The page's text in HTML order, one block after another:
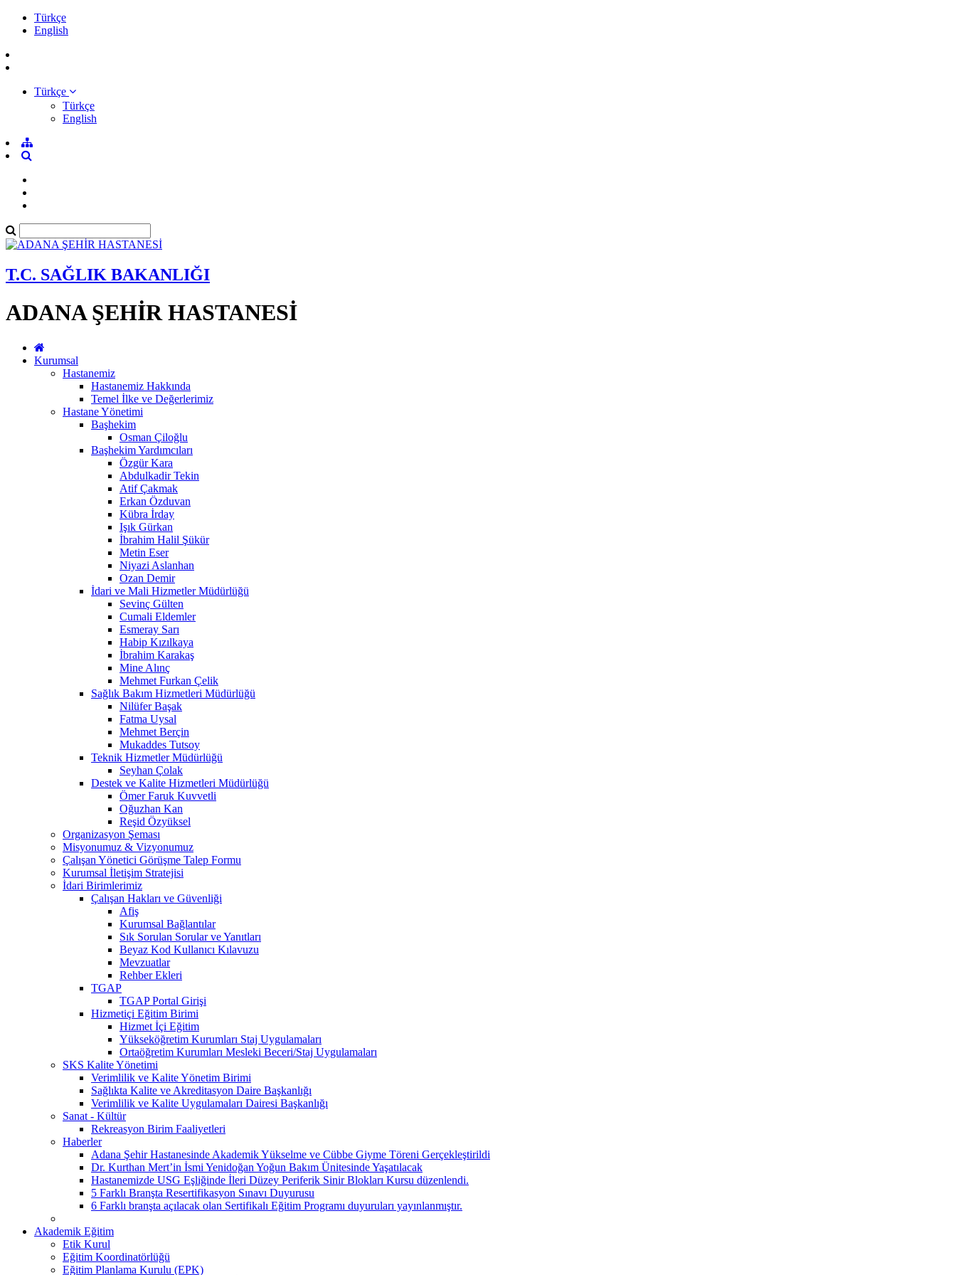
Türkçe
English
Türkçe
Türkçe
English
T.C. SAĞLIK BAKANLIĞI
ADANA ŞEHİR HASTANESİ
Kurumsal
Hastanemiz
Hastanemiz Hakkında
Temel İlke ve Değerlerimiz
Hastane Yönetimi
Başhekim
Osman Çiloğlu
Başhekim Yardımcıları
Özgür Kara
Abdulkadir Tekin
Atif Çakmak
Erkan Özduvan
Kübra İrday
Işık Gürkan
İbrahim Halil Şükür
Metin Eser
Niyazi Aslanhan
Ozan Demir
İdari ve Mali Hizmetler Müdürlüğü
Sevinç Gülten
Cumali Eldemler
Esmeray Sarı
Habip Kızılkaya
İbrahim Karakaş
Mine Alınç
Mehmet Furkan Çelik
Sağlık Bakım Hizmetleri Müdürlüğü
Nilüfer Başak
Fatma Uysal
Mehmet Berçin
Mukaddes Tutsoy
Teknik Hizmetler Müdürlüğü
Seyhan Çolak
Destek ve Kalite Hizmetleri Müdürlüğü
Ömer Faruk Kuvvetli
Oğuzhan Kan
Reşid Özyüksel
Organizasyon Şeması
Misyonumuz & Vizyonumuz
Çalışan Yönetici Görüşme Talep Formu
Kurumsal İletişim Stratejisi
İdari Birimlerimiz
Çalışan Hakları ve Güvenliği
Afiş
Kurumsal Bağlantılar
Sık Sorulan Sorular ve Yanıtları
Beyaz Kod Kullanıcı Kılavuzu
Mevzuatlar
Rehber Ekleri
TGAP
TGAP Portal Girişi
Hizmetiçi Eğitim Birimi
Hizmet İçi Eğitim
Yükseköğretim Kurumları Staj Uygulamaları
Ortaöğretim Kurumları Mesleki Beceri/Staj Uygulamaları
SKS Kalite Yönetimi
Verimlilik ve Kalite Yönetim Birimi
Sağlıkta Kalite ve Akreditasyon Daire Başkanlığı
Verimlilik ve Kalite Uygulamaları Dairesi Başkanlığı
Sanat - Kültür
Rekreasyon Birim Faaliyetleri
Haberler
Adana Şehir Hastanesinde Akademik Yükselme ve Cübbe Giyme Töreni Gerçekleştirildi
Dr. Kurthan Mert’in İsmi Yenidoğan Yoğun Bakım Ünitesinde Yaşatılacak
Hastanemizde USG Eşliğinde İleri Düzey Periferik Sinir Blokları Kursu düzenlendi.
5 Farklı Branşta Resertifikasyon Sınavı Duyurusu
6 Farklı branşta açılacak olan Sertifikalı Eğitim Programı duyuruları yayınlanmıştır.
Akademik Eğitim
Etik Kurul
Eğitim Koordinatörlüğü
Eğitim Planlama Kurulu (EPK)